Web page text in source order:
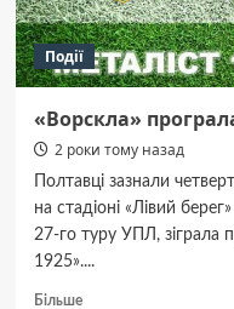
часів
гетьмана
Мазепи
Події
«Ворскла»
2 роки тому назад
Полтавці зазнали
на стадіоні «Лівий
27-го туру УПЛ, зіграла
1925»....
БільшеДокладніше